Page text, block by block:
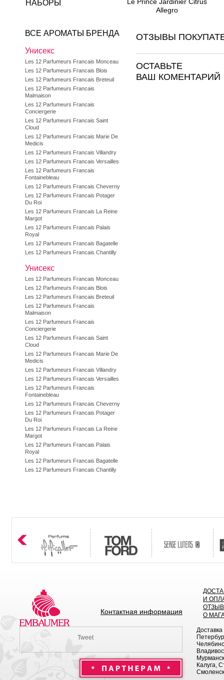
Le Prince Jardinier Citrus
Allegro
ОТЗЫВЫ
ОСТАВЬТЕ
ВАШ КОМЕНТАРИЙ
НАБОРЫ
ВСЕ АРОМАТЫ БРЕНДА
Унисекс
Les 12 Parfumeurs Francais Monceau
Les 12 Parfumeurs Francais Blois
Les 12 Parfumeurs Francais Breteuil
Les 12 Parfumeurs Francais
Malmaison
Les 12 Parfumeurs Francais
Conciergerie
Les 12 Parfumeurs Francais Saint
Cloud
Les 12 Parfumeurs Francais Marie De
Medicis
Les 12 Parfumeurs Francais Villandry
Les 12 Parfumeurs Francais Versailles
Les 12 Parfumeurs Francais
Fontainebleau
Les 12 Parfumeurs Francais Cheverny
Les 12 Parfumeurs Francais Potager
Du Roi
Les 12 Parfumeurs Francais La Reine
Margot
Les 12 Parfumeurs Francais Palais
Royal
Les 12 Parfumeurs Francais Bagatelle
Les 12 Parfumeurs Francais Chantilly
Унисекс
Les 12 Parfumeurs Francais Monceau
Les 12 Parfumeurs Francais Blois
Les 12 Parfumeurs Francais Breteuil
Les 12 Parfumeurs Francais
Malmaison
Les 12 Parfumeurs Francais
Conciergerie
Les 12 Parfumeurs Francais Saint
Cloud
Les 12 Parfumeurs Francais Marie De
Medicis
Les 12 Parfumeurs Francais Villandry
Les 12 Parfumeurs Francais Versailles
Les 12 Parfumeurs Francais
Fontainebleau
Les 12 Parfumeurs Francais Cheverny
Les 12 Parfumeurs Francais Potager
Du Roi
Les 12 Parfumeurs Francais La Reine
Margot
Les 12 Parfumeurs Francais Palais
Royal
Les 12 Parfumeurs Francais Bagatelle
Les 12 Parfumeurs Francais Chantilly
Контактная информация
И
О
Tweet
Калуга,